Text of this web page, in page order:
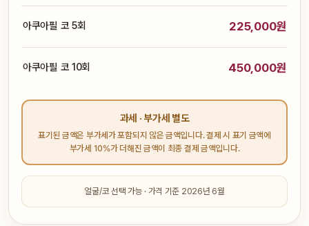
아쿠아필 코 5회 225,000원
아쿠아필 코 10회 450,000원
과세 · 부가세 별도
표기된 금액은 부가세가 포함되지 않은 금액입니다. 결제 시 표기 금액에
부가세 10%가 더해진 금액이 최종 결제 금액입니다.
얼굴/코 선택 가능 · 가격 기준 2026년 6월